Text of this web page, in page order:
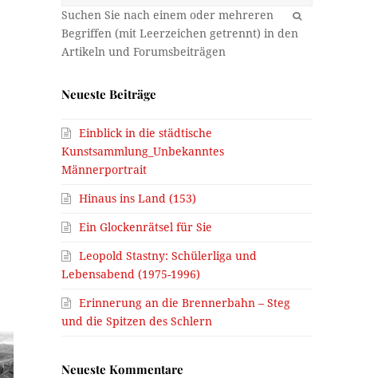
OK
Neueste Beiträge
Einblick in die städtische
Kunstsammlung_Unbekanntes
Männerportrait
Hinaus ins Land (153)
Ein Glockenrätsel für Sie
Leopold Stastny: Schülerliga und
Lebensabend (1975-1996)
Erinnerung an die Brennerbahn – Steg
und die Spitzen des Schlern
Neueste Kommentare